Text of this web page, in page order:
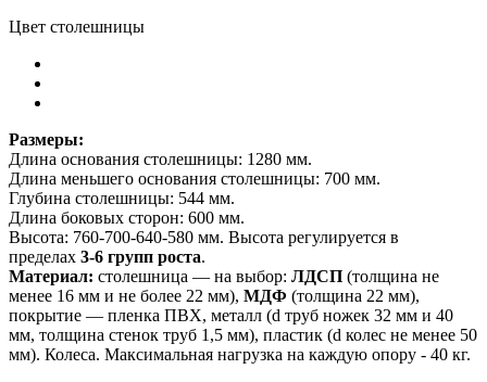
Цвет столешницы
Размеры:
Длина основания столешницы: 1280 мм.
Длина меньшего основания столешницы: 700 мм.
Глубина столешницы: 544 мм.
Длина боковых сторон: 600 мм.
Высота: 760-700-640-580 мм. Высота регулируется в
пределах 3-6 групп роста.
Материал: столешница — на выбор: ЛДСП (толщина не
менее 16 мм и не более 22 мм), МДФ (толщина 22 мм),
покрытие — пленка ПВХ, металл (d труб ножек 32 мм и 40
мм, толщина стенок труб 1,5 мм), пластик (d колес не менее 50
мм). Колеса. Максимальная нагрузка на каждую опору - 40 кг.